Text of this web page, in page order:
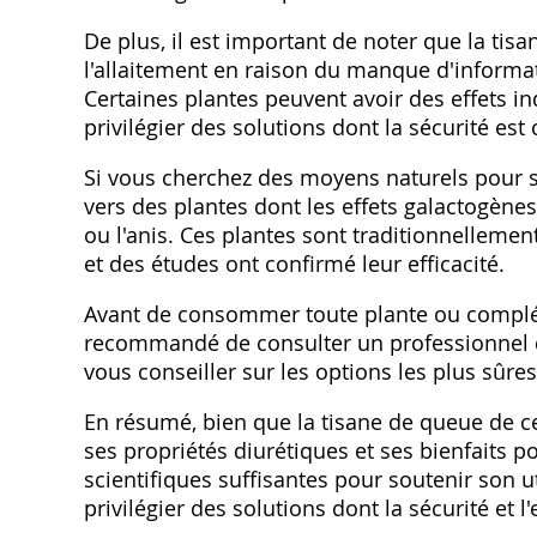
De plus‚ il est important de noter que la
l'allaitement en raison du manque
Certaines plantes peuvent avoir des effets
privilégier des solutions dont la sécurité
Si vous cherchez des moyens naturels
vers des plantes dont les effets
ou l'anis. Ces plantes sont
et des études ont confirmé leur efficacité.
Avant de consommer toute plante ou
recommandé de consulter un
vous conseiller sur les options les plus
En résumé‚ bien que la tisane de queue
ses propriétés diurétiques et ses bienfaits
scientifiques suffisantes pour soutenir son
privilégier des solutions dont la sécurité et